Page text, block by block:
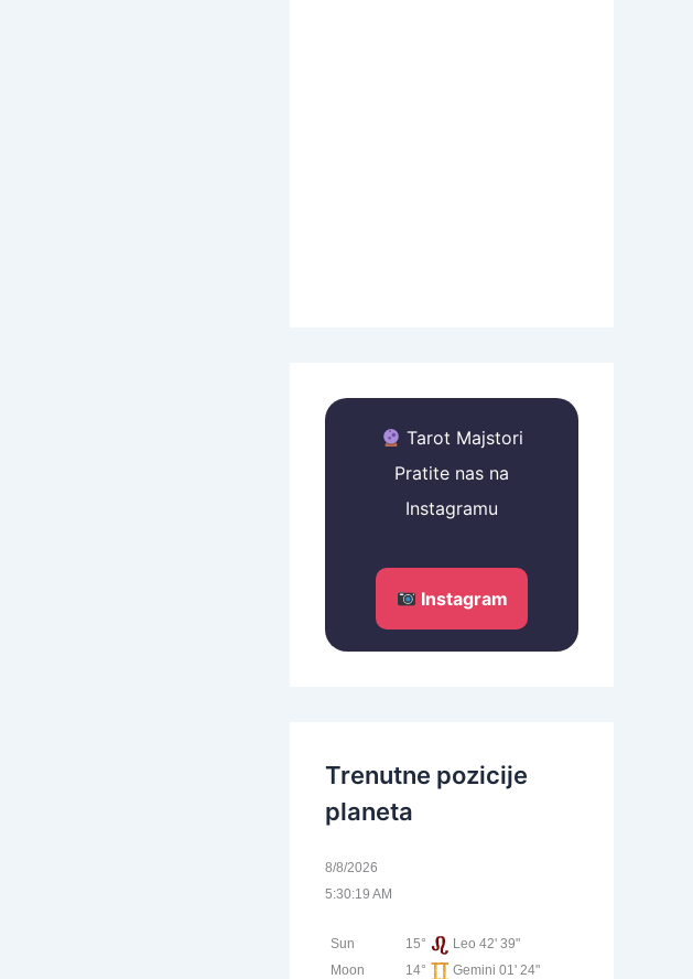
Tarot Majstori
Pratite nas na
Instagramu
Instagram
Trenutne pozicije
planeta
8/8/2026
5:30:19 AM
Sun 15°
Leo 42' 39"
Moon
14°
Gemini 01' 24"